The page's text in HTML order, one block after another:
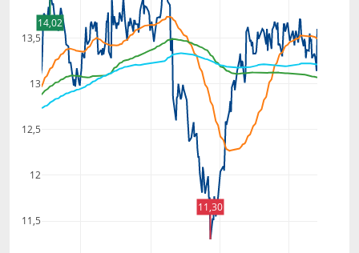
11,5
12
12,5
13
13,5
14,02
11,30